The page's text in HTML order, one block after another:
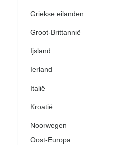
Griekse eilanden
Groot-Brittannië
Ijsland
Ierland
Italië
Kroatië
Noorwegen
Oost-Europa